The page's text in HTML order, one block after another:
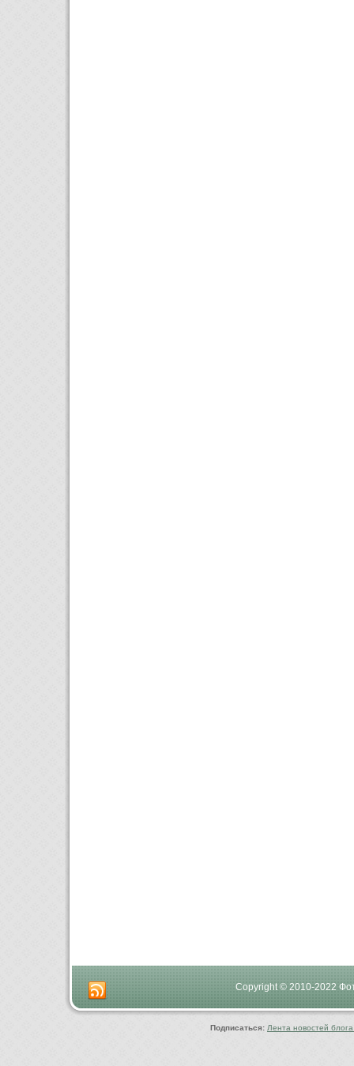
Copyright © 2010-2022
Подписаться: Лента новостей